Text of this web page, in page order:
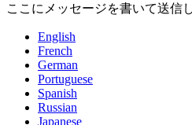
ここにメッセージを書いて送信
English
French
German
Portuguese
Spanish
Russian
Japanese